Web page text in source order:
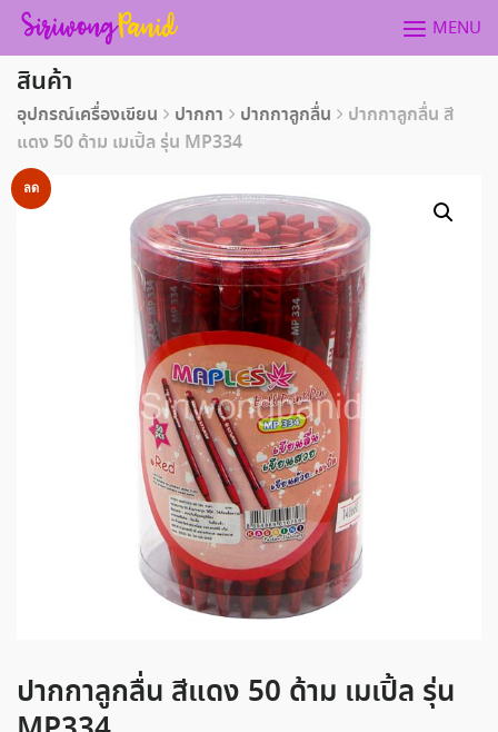
Skip
content
MENU
สินค้า
อุปกรณ์เครื่องเขียน ปากกา ปากกาลูกลื่น
ปากกาลูกลื่น สี
แดง 50 ด้าม เมเปิ้ล รุ่น MP334
ลด
ปากกาลูกลื่น สีแดง 50 ด้าม เมเปิ้ล รุ่น